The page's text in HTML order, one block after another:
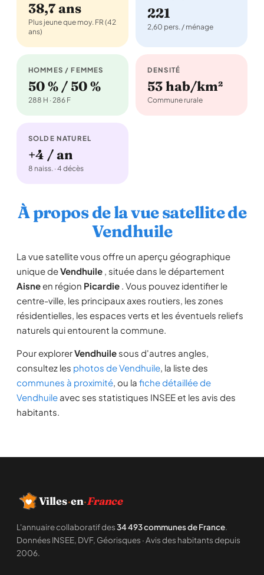
38,7 ans
Plus jeune que moy. FR (42
ans)
221
2,60 pers. / ménage
HOMMES / FEMMES
50 % / 50 %
288 H · 286 F
DENSITÉ
53 hab/km²
Commune rurale
SOLDE NATUREL
+4 / an
8 naiss. · 4 décès
À propos de la vue satellite de
Vendhuile
La vue satellite vous offre un aperçu géographique
unique deVendhuile , située dans le département
Aisneen région Picardie . Vous pouvez identifier le
centre-ville, les principaux axes routiers, les zones
résidentielles, les espaces verts et les éventuels reliefs
naturels qui entourent la commune.
Pour explorerVendhuile sous d'autres angles,
consultez les photos de Vendhuile, la liste des
communes à proximité, ou la fiche détaillée de
Vendhuile avec ses statistiques INSEE et les avis des
habitants.
Villes·en·France
L'annuaire collaboratif des34 493 communes de France.
Données INSEE, DVF, Géorisques · Avis des habitants depuis
2006.